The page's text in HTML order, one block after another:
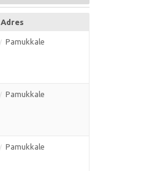
Adres
Pamukkale
Pamukkale
Pamukkale